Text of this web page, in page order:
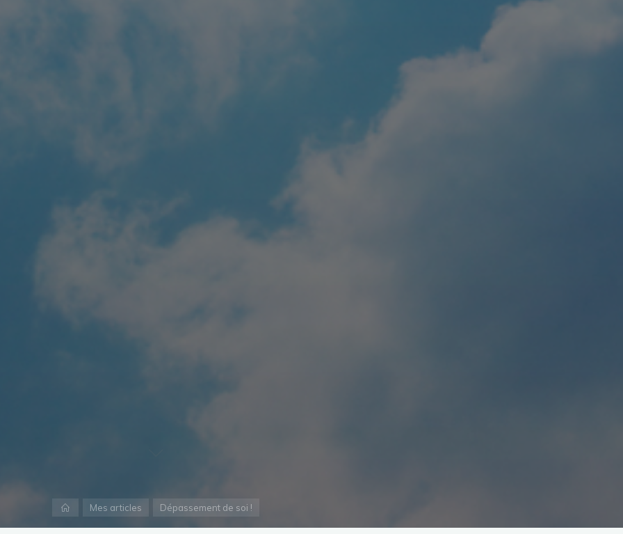
AccueilMes articles Dépassement de soi !